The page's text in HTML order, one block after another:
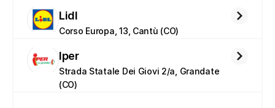
Lidl
Corso Europa, 13, Cantù (CO)
Iper
Strada Statale Dei Giovi 2/a, Grandate
(CO)